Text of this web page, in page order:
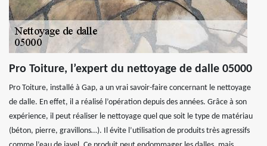
Pro Toiture, l’expert du nettoyage de dalle 05000
Pro Toiture, installé à Gap, a un vrai savoir-faire concernant le nettoyage
de dalle. En effet, il a réalisé l’opération depuis des années. Grâce à son
expérience, il peut réaliser le nettoyage quel que soit le type de matériau
(béton, pierre, gravillons…). Il évite l’utilisation de produits très agressifs